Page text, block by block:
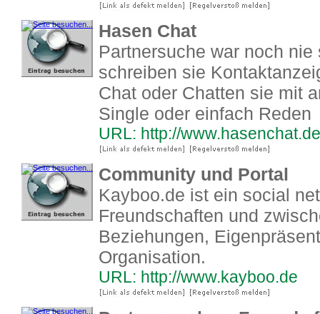
Hasen Chat
Partnersuche war noch
schreiben sie
Chat oder Chatten sie mit
Single oder einfach Reden
URL: http://www.hasenchat.de
Community und Portal
Kayboo.de ist ein social
Freundschaften und
Beziehungen,
Organisation.
URL: http://www.kayboo.de